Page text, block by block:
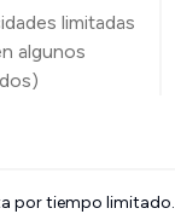
limitadas
algunos
por tiempo limitado.